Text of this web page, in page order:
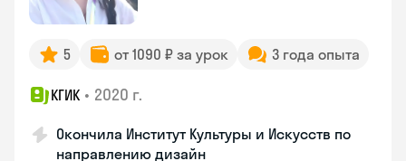
5 от 1090 ₽ за урок 3 года опыта
КГИК • 2020 г.
Окончила Институт Культуры и Искусств по
направлению дизайн